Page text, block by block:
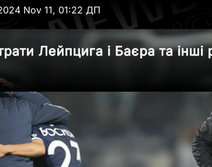
Nov 11, 01:22 ДП
Лейпцига і Баєра та інші